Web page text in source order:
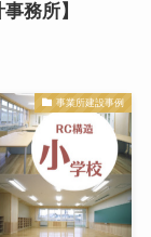
務所】
事業所建設事例